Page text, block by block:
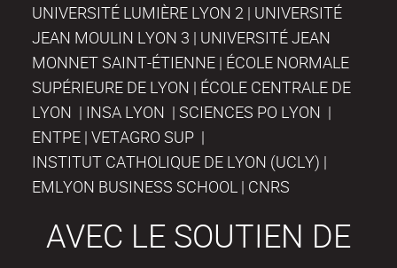
UNIVERSITÉ LUMIÈRE LYON 2 | UNIVERSITÉ
JEAN MOULIN LYON 3 | UNIVERSITÉ JEAN
MONNET SAINT-ÉTIENNE | ÉCOLE NORMALE
SUPÉRIEURE DE LYON | ÉCOLE CENTRALE DE
LYON | INSA LYON | SCIENCES PO LYON |
ENTPE | VETAGRO SUP |
INSTITUT CATHOLIQUE DE LYON (UCLY) |
EMLYON BUSINESS SCHOOL | CNRS
AVEC LE SOUTIEN DE